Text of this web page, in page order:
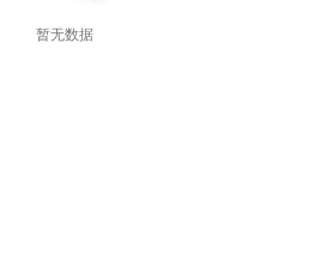
暂无数据